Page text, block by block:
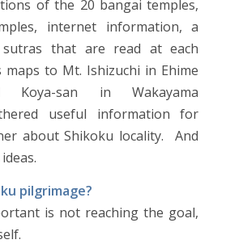
of the 20 bangai temples,
internet information, a
that are read at each
maps to Mt. Ishizuchi in Ehime
Koya-san in Wakayama
useful information for
about Shikoku locality. And
pilgrimage?
is not reaching the goal,